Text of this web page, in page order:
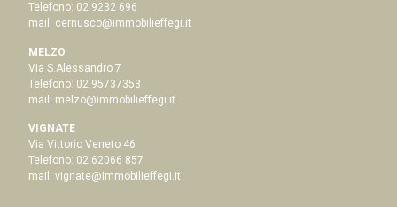
Telefono: 02 9232 696
mail: cernusco@immobilieffegi.it
MELZO
Via S.Alessandro 7
Telefono: 02 95737353
mail: melzo@immobilieffegi.it
VIGNATE
Via Vittorio Veneto 46
Telefono: 02 62066 857
mail:vignate@immobilieffegi.it